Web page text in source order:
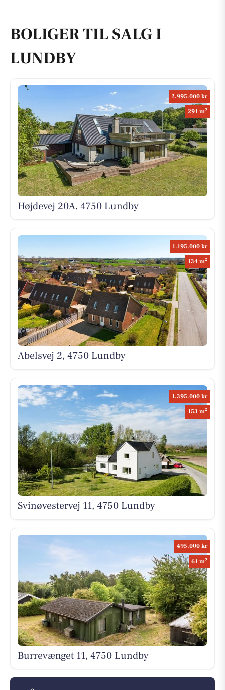
BOLIGER TIL SALG I
LUNDBY
2.995.000 kr
291 m2
Højdevej 20A, 4750 Lundby
1.195.000 kr
134 m2
Abelsvej 2, 4750 Lundby
1.395.000 kr
153 m2
Svinøvestervej 11, 4750 Lundby
495.000 kr
61 m2
Burrevænget 11, 4750 Lundby